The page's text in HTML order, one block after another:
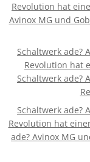
Revolution hat
Avinox MG und
Schaltwerk ade?
Revolution hat
Schaltwerk ade?
Schaltwerk ade?
Revolution hat
ade? Avinox MG